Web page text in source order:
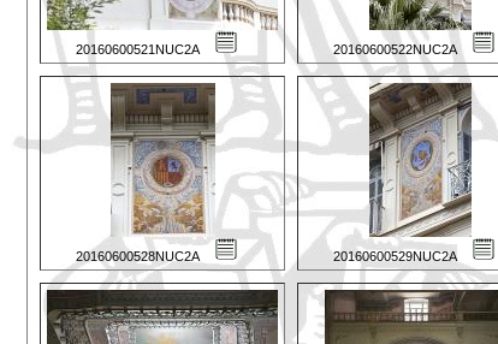
20160600521NUC2A 20160600522NUC2A
20160600528NUC2A 20160600529NUC2A